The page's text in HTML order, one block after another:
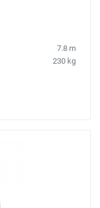
7.8 m
230 kg